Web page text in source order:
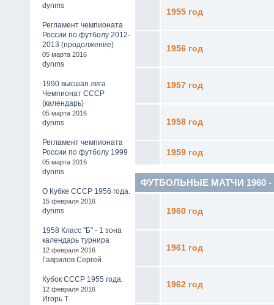
dynms
Регламент чемпионата
России по футболу 2012-
2013 (продолжение)
05 марта 2016
dynms
1990 высшая лига
Чемпионат СССР
(календарь)
05 марта 2016
dynms
Регламент чемпионата
России по футболу 1999
05 марта 2016
dynms
О Кубке СССР 1956 года.
15 февраля 2016
dynms
1958 Класс "Б" - 1 зона
календарь турнира
12 февраля 2016
Гаврилов Сергей
Кубок СССР 1955 года.
12 февраля 2016
Игорь Т.
1955 год
1956 год
1957 год
1958 год
1959 год
ФУТБОЛЬНЫЕ МАТЧИ 1960 -
1960 год
1961 год
1962 год